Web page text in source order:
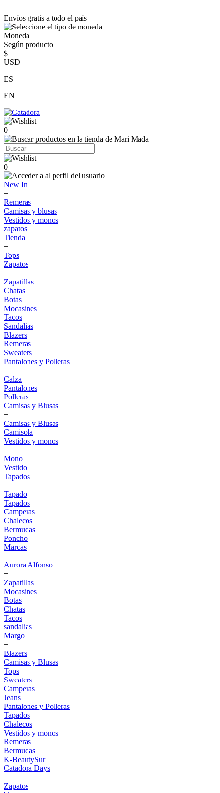
Envíos gratis a todo el país
Moneda
Según producto
$
USD
ES
EN
0
0
New In
+
Remeras
Camisas y blusas
Vestidos y monos
zapatos
Tienda
+
Tops
Zapatos
+
Zapatillas
Chatas
Botas
Mocasines
Tacos
Sandalias
Blazers
Remeras
Sweaters
Pantalones y Polleras
+
Calza
Pantalones
Polleras
Camisas y Blusas
+
Camisas y Blusas
Camisola
Vestidos y monos
+
Mono
Vestido
Tapados
+
Tapado
Tapados
Camperas
Chalecos
Bermudas
Poncho
Marcas
+
Aurora Alfonso
+
Zapatillas
Mocasines
Botas
Chatas
Tacos
sandalias
Margo
+
Blazers
Camisas y Blusas
Tops
Sweaters
Camperas
Jeans
Pantalones y Polleras
Tapados
Chalecos
Vestidos y monos
Remeras
Bermudas
K-BeautySur
Catadora Days
+
Zapatos